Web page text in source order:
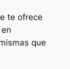
te ofrece
que